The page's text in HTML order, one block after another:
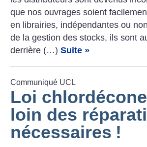
que nos ouvrages soient
en librairies, indépendantes ou
de la gestion des stocks, ils sont
derrière (…)Suite »
Communiqué UCL
Loi
loin des
nécessaires !